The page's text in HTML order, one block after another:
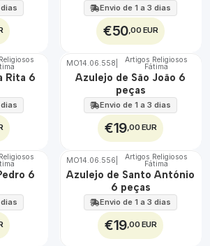
Envio de 1 a 3 dias
€50,00 EUR
Rita 6
🇵🇹
100%
MO14.06.558 Artigos Religiosos
Fátima
Azulejo de São João 6
peças
Envio de 1 a 3 dias
€19,00 EUR
6
🇵🇹
100%
MO14.06.556 Artigos Religiosos
Fátima
Azulejo de Santo António
6 peças
Envio de 1 a 3 dias
€19,00 EUR